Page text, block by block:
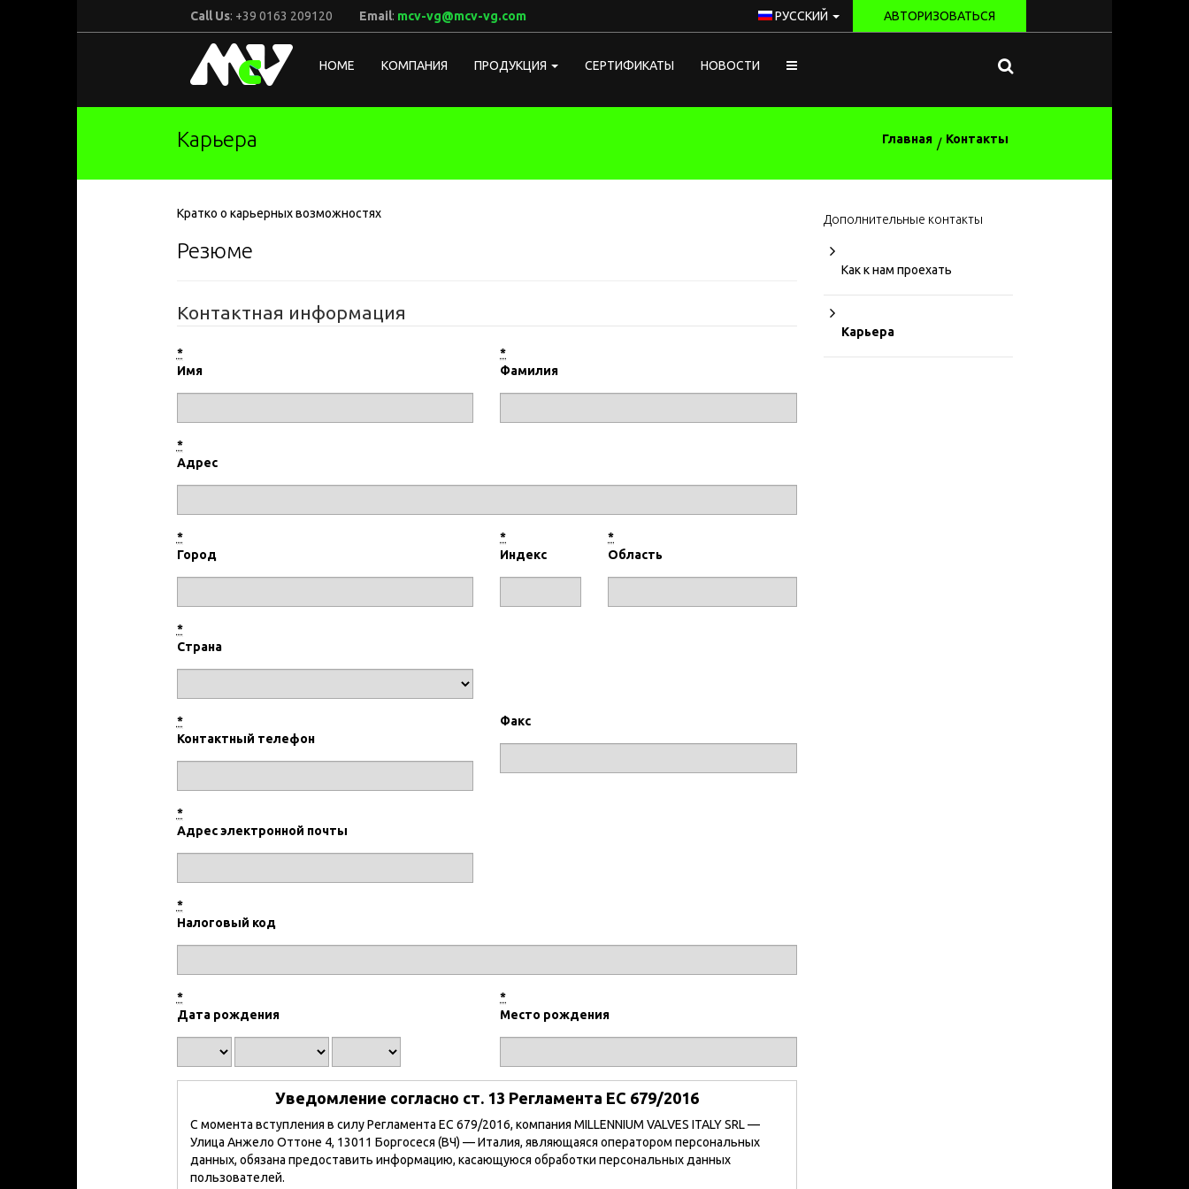
Call Us: +39 0163 209120 Email: mcv-vg@mcv-vg.com РУССКИЙ АВТОРИЗОВАТЬСЯ
McV
ItalyHOME КОМПАНИЯ ПРОДУКЦИЯ СЕРТИФИКАТЫ НОВОСТИ
Карьера Главная Контакты
Кратко о карьерных возможностях
Резюме
Контактная информация
*
Имя
*
Фамилия
*
Адрес
*
Город
*
Индекс
*
Область
*
Страна
*
Контактный телефон
Факс
*
Адрес электронной почты
*
Налоговый код
*
Дата рождения
*
Место рождения
Уведомление согласно ст. 13 Регламента ЕС 679/2016
С момента вступления в силу Регламента ЕС 679/2016, компания MILLENNIUM VALVES ITALY SRL —
Улица Анжело Оттоне 4, 13011 Боргосеся (ВЧ) — Италия, являющаяся оператором персональных
данных, обязана предоставить информацию, касающуюся обработки персональных данных
пользователей.
Дополнительные контакты
Как к нам проехать
Карьера